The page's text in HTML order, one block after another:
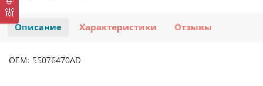
Описание Характеристики Отзывы
OEM: 55076470AD